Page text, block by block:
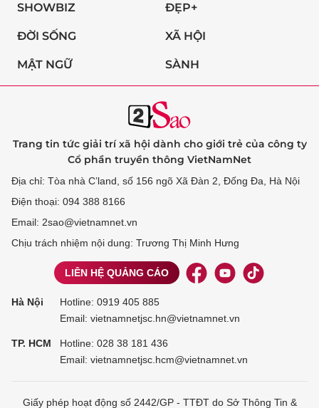
SHOWBIZ ĐẸP+
ĐỜI SỐNG XÃ HỘI
MẬT NGỮ SÀNH
Trang tin tức giải trí xã hội dành cho giới trẻ của công ty
Cổ phần truyền thông VietNamNet
Địa chỉ: Tòa nhà C’land, số 156 ngõ Xã Đàn 2, Đống Đa, Hà Nội
Điện thoại: 094 388 8166
Email: 2sao@vietnamnet.vn
Chịu trách nhiệm nội dung: Trương Thị Minh Hưng
LIÊN HỆ QUẢNG CÁO
Hà Nội Hotline: 0919 405 885
Email: vietnamnetjsc.hn@vietnamnet.vn
TP. HCM Hotline: 028 38 181 436
Email: vietnamnetjsc.hcm@vietnamnet.vn
Giấy phép hoạt động số 2442/GP - TTĐT do Sở Thông Tin &